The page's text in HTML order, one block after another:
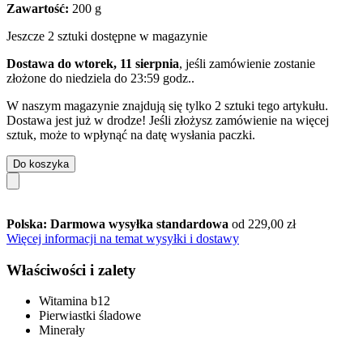
Zawartość: 200 g
Jeszcze 2 sztuki dostępne w magazynie
Dostawa do wtorek, 11 sierpnia, jeśli zamówienie zostanie
złożone do niedziela do 23:59 godz..
W naszym magazynie znajdują się tylko 2 sztuki tego artykułu.
Dostawa jest już w drodze! Jeśli złożysz zamówienie na więcej
sztuk, może to wpłynąć na datę wysłania paczki.
Do koszyka
Polska: Darmowa wysyłka standardowa od 229,00 zł
Więcej informacji na temat wysyłki i dostawy
Właściwości i zalety
Witamina b12
Pierwiastki śladowe
Minerały